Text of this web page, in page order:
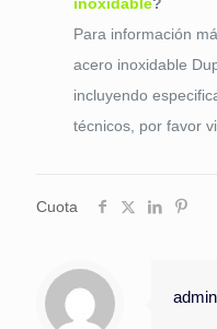
Para información
acero inoxidable
incluyendo
técnicos, por favor
Cuota